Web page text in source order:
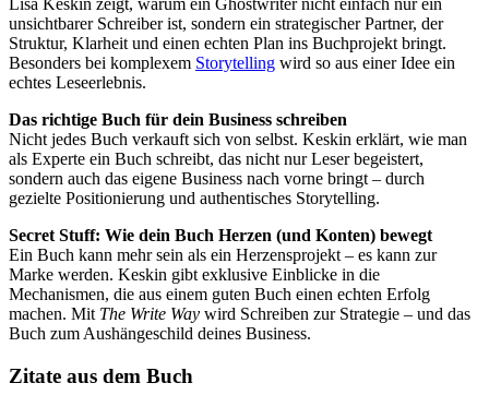
Lisa Keskin zeigt, warum ein Ghostwriter nicht einfach nur ein
unsichtbarer Schreiber ist, sondern ein strategischer Partner, der
Struktur, Klarheit und einen echten Plan ins Buchprojekt bringt.
Besonders bei komplexem Storytelling wird so aus einer Idee ein
echtes Leseerlebnis.
Das richtige Buch für dein Business schreiben
Nicht jedes Buch verkauft sich von selbst. Keskin erklärt, wie man
als Experte ein Buch schreibt, das nicht nur Leser begeistert,
sondern auch das eigene Business nach vorne bringt – durch
gezielte Positionierung und authentisches Storytelling.
Secret Stuff: Wie dein Buch Herzen (und Konten) bewegt
Ein Buch kann mehr sein als ein Herzensprojekt – es kann zur
Marke werden. Keskin gibt exklusive Einblicke in die
Mechanismen, die aus einem guten Buch einen echten Erfolg
machen. Mit The Write Way wird Schreiben zur Strategie – und das
Buch zum Aushängeschild deines Business.
Zitate aus dem Buch